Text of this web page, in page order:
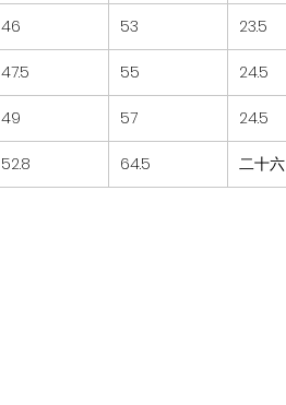
46 53 23.5
47.5 55 24.5
49 57 24.5
52.8 64.5 二十六